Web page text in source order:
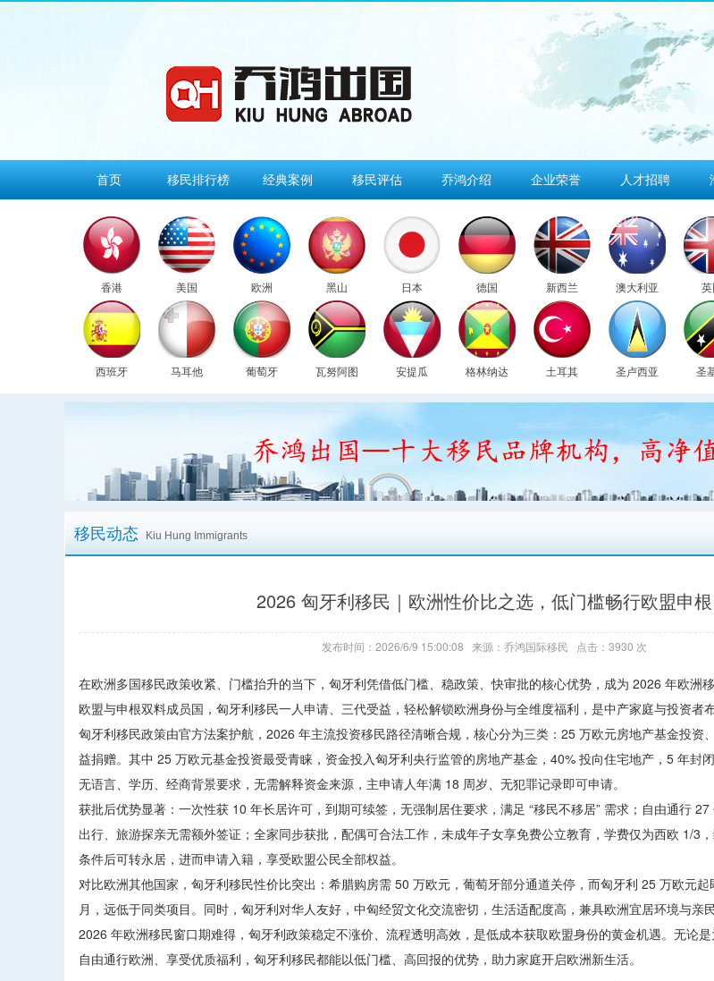
首页 移民排行榜 经典案例 移民评估 乔鸿介绍 企业荣誉 人才招聘
香港 美国 欧洲 黑山 日本 德国 新西兰 澳大利亚
西班牙 马耳他 葡萄牙 瓦努阿图 安提瓜 格林纳达 土耳其 圣卢西亚 圣
移民动态 Kiu Hung Immigrants
2026 匈牙利移民｜欧洲性价比之选，低门槛畅行欧盟申根
发布时间：2026/6/9 15:00:08 来源：乔鸿国际移民 点击：3930 次
在欧洲多国移民政策收紧、门槛抬升的当下，匈牙利凭借低门槛、稳政策、快审批的核心优势，成为 2026 年欧洲
欧盟与申根双料成员国，匈牙利移民一人申请、三代受益，轻松解锁欧洲身份与全维度福利，是中产家庭与投资者
匈牙利移民政策由官方法案护航，2026 年主流投资移民路径清晰合规，核心分为三类：25 万欧元房地产基金投资
益捐赠。其中 25 万欧元基金投资最受青睐，资金投入匈牙利央行监管的房地产基金，40% 投向住宅地产，5 年封
无语言、学历、经商背景要求，无需解释资金来源，主申请人年满 18 周岁、无犯罪记录即可申请。
获批后优势显著：一次性获 10 年长居许可，到期可续签，无强制居住要求，满足 “移民不移居” 需求；自由通行
出行、旅游探亲无需额外签证；全家同步获批，配偶可合法工作，未成年子女享免费公立教育，学费仅为西欧 1/3
条件后可转永居，进而申请入籍，享受欧盟公民全部权益。
对比欧洲其他国家，匈牙利移民性价比突出：希腊购房需 50 万欧元，葡萄牙部分通道关停，而匈牙利 25 万欧元
月，远低于同类项目。同时，匈牙利对华人友好，中匈经贸文化交流密切，生活适配度高，兼具欧洲宜居环境与亲民
2026 年欧洲移民窗口期难得，匈牙利政策稳定不涨价、流程透明高效，是低成本获取欧盟身份的黄金机遇。无论
自由通行欧洲、享受优质福利，匈牙利移民都能以低门槛、高回报的优势，助力家庭开启欧洲新生活。 ​